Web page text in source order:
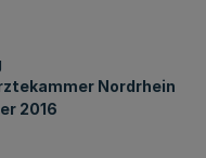
Nordrhein
2016